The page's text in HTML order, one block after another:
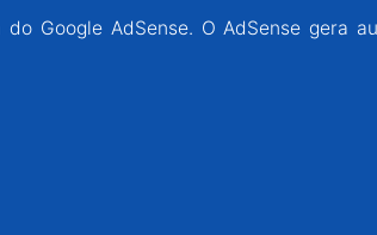
Google AdSense. O AdSense gera